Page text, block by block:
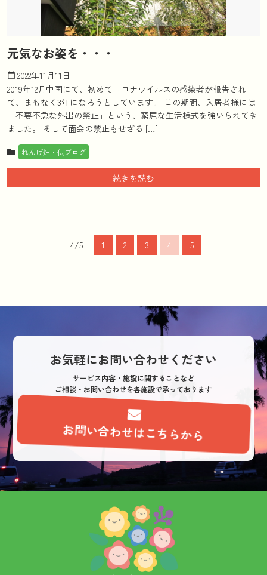
元気なお姿を・・・
calendar_today 2022年11月11日
2019年12月中国にて、初めてコロナウイルスの感染者が報告され
て、まもなく3年になろうとしています。 この期間、入居者様には
「不要不急な外出の禁止」という、窮屈な生活様式を強いられてき
ました。 そして面会の禁止もせざる […]
れんげ畑・伝ブログ
続きを読む
4/5 1 2 3 4 5
お気軽にお問い合わせください
サービス内容・施設に関することなど
ご相談・お問い合わせを各施設で承っております
お問い合わせはこちらから